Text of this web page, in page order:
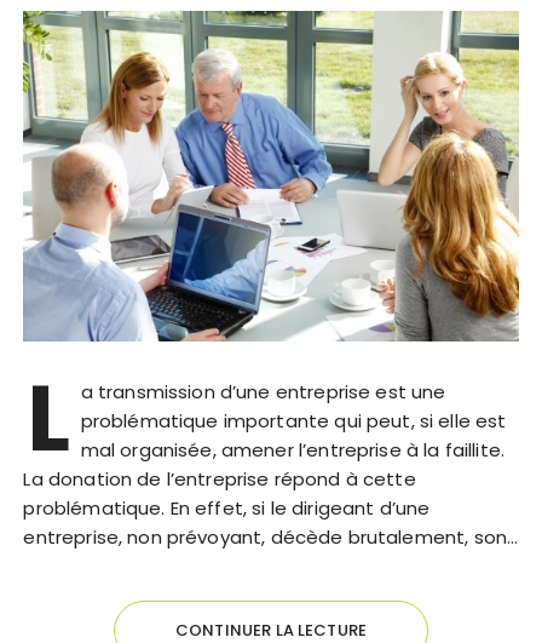
L a transmission d’une entreprise est une
problématique importante qui peut, si elle est
mal organisée, amener l’entreprise à la faillite.
La donation de l’entreprise répond à cette
problématique. En effet, si le dirigeant d’une
entreprise, non prévoyant, décède brutalement, son…
CONTINUER LA LECTURE